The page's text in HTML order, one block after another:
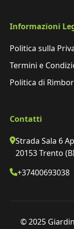
Informazioni
Politica sulla
Termini e
Politica di
Contatti
Strada Sala 6
20153 Trento
+37400693038
© 2025